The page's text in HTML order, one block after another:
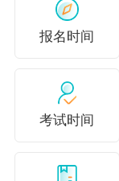
（三）涉及多项
非货币性资产交
换入各项资产的公
配，确定各项换入
2 .非货币性资产
入资产的成本总额
报名时间
考试时间